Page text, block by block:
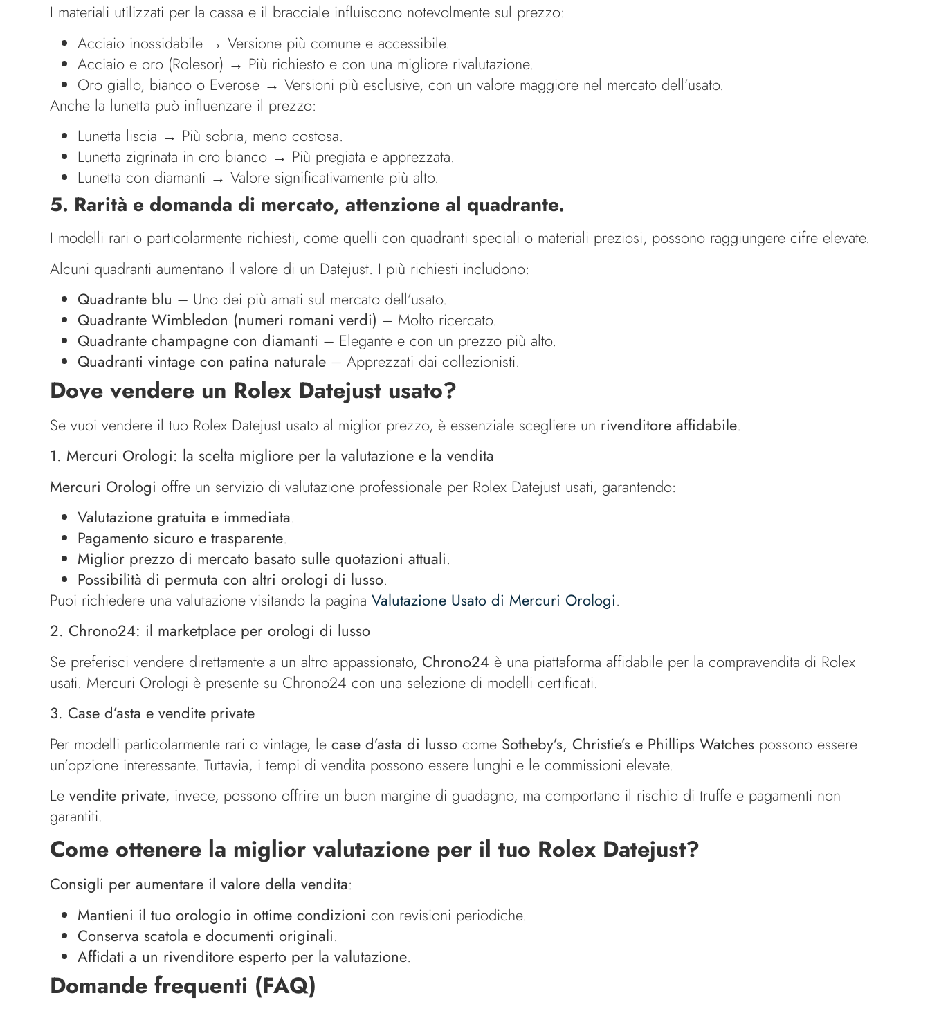
I materiali utilizzati per la cassa e il bracciale influiscono notevolmente sul prezzo:
Acciaio inossidabile → Versione più comune e accessibile.
Acciaio e oro (Rolesor) → Più richiesto e con una migliore rivalutazione.
Oro giallo, bianco o Everose → Versioni più esclusive, con un valore maggiore nel mercato dell’usato.
Anche la lunetta può influenzare il prezzo:
Lunetta liscia → Più sobria, meno costosa.
Lunetta zigrinata in oro bianco → Più pregiata e apprezzata.
Lunetta con diamanti → Valore significativamente più alto.
5. Rarità e domanda di mercato, attenzione al quadrante.
I modelli rari o particolarmente richiesti, come quelli con quadranti speciali o materiali preziosi, possono raggiungere cifre elevate.
Alcuni quadranti aumentano il valore di un Datejust. I più richiesti includono:
Quadrante blu – Uno dei più amati sul mercato dell’usato.
Quadrante Wimbledon (numeri romani verdi) – Molto ricercato.
Quadrante champagne con diamanti – Elegante e con un prezzo più alto.
Quadranti vintage con patina naturale – Apprezzati dai collezionisti.
Dove vendere un Rolex Datejust usato?
Se vuoi vendere il tuo Rolex Datejust usato al miglior prezzo, è essenziale scegliere un rivenditore affidabile.
1. Mercuri Orologi: la scelta migliore per la valutazione e la vendita
Mercuri Orologi offre un servizio di valutazione professionale per Rolex Datejust usati, garantendo:
Valutazione gratuita e immediata.
Pagamento sicuro e trasparente.
Miglior prezzo di mercato basato sulle quotazioni attuali.
Possibilità di permuta con altri orologi di lusso.
Puoi richiedere una valutazione visitando la pagina Valutazione Usato di Mercuri Orologi.
2. Chrono24: il marketplace per orologi di lusso
Se preferisci vendere direttamente a un altro appassionato, Chrono24 è una piattaforma affidabile per la compravendita di Rolex
usati. Mercuri Orologi è presente su Chrono24 con una selezione di modelli certificati.
3. Case d’asta e vendite private
Per modelli particolarmente rari o vintage, le case d’asta di lusso come Sotheby’s, Christie’s e Phillips Watches possono essere
un’opzione interessante. Tuttavia, i tempi di vendita possono essere lunghi e le commissioni elevate.
Le vendite private, invece, possono offrire un buon margine di guadagno, ma comportano il rischio di truffe e pagamenti non
garantiti.
Come ottenere la miglior valutazione per il tuo Rolex Datejust?
Consigli per aumentare il valore della vendita:
Mantieni il tuo orologio in ottime condizioni con revisioni periodiche.
Conserva scatola e documenti originali.
Affidati a un rivenditore esperto per la valutazione.
Domande frequenti (FAQ)